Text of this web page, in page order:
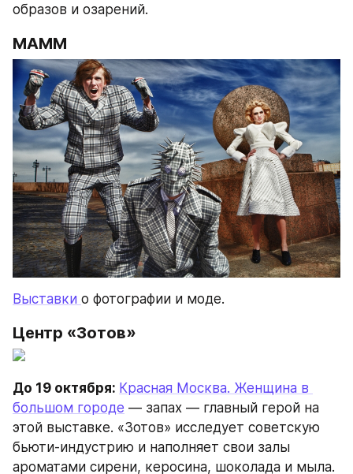
образов и озарений.
МАММ
Выставки о фотографии и моде.
Центр «Зотов»
До 19 октября: Красная Москва. Женщина в
большом городе — запах — главный герой на
этой выставке. «Зотов» исследует советскую
бьюти-индустрию и наполняет свои залы
ароматами сирени, керосина, шоколада и мыла.